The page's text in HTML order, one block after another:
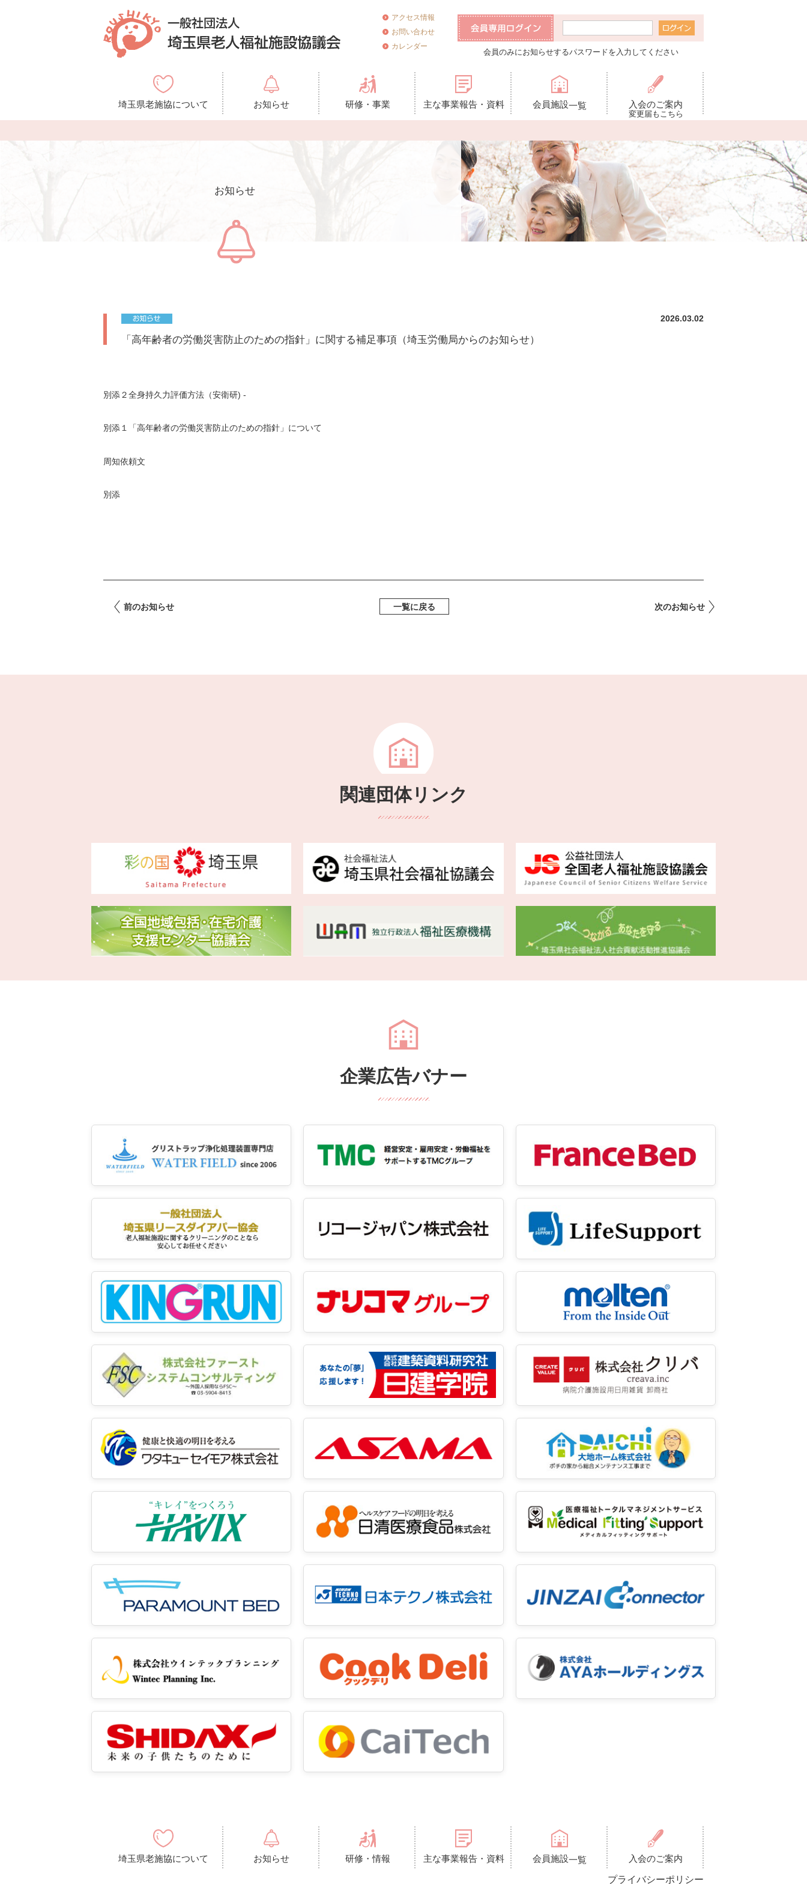
会員のみにお知らせするパスワードを入力してください
埼玉県老施協について お知らせ 研修・事業 主な事業報告・資料 会員施設一覧 入会のご案内
変更届もこちら
アクセス情報
お問い合わせ
カレンダー
お知らせ
2026.03.02
「高年齢者の労働災害防止のための指針」に関する補足事項（埼玉労働局からのお知らせ）
別添２全身持久力評価方法（安衛研) -
別添１「高年齢者の労働災害防止のための指針」について
周知依頼文
別添
前のお知らせ 一覧に戻る 次のお知らせ
関連団体リンク
企業広告バナー
埼玉県老施協について お知らせ 研修・情報 主な事業報告・資料 会員施設一覧 入会のご案内
プライバシーポリシー